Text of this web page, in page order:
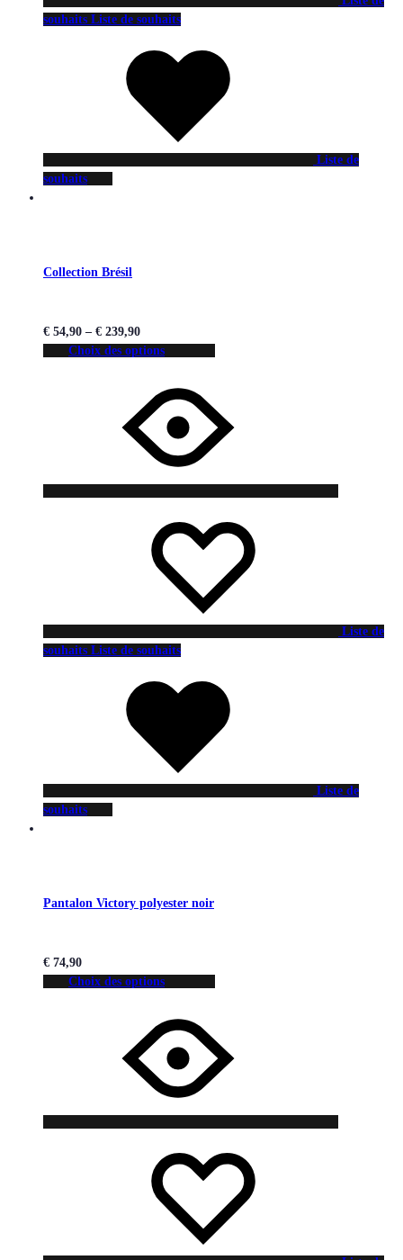
souhaits Liste de souhaits
Liste de
souhaits
Collection Brésil
€ 54,90 – € 239,90
Choix des options
Liste de
souhaits Liste de souhaits
Liste de
souhaits
Pantalon Victory polyester noir
€ 74,90
Choix des options